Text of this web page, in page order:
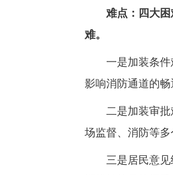
难点：四大
难。
一是加装条件难
影响消防通道的畅
二是加装审批难
场监督、消防等多
三是居民意见统